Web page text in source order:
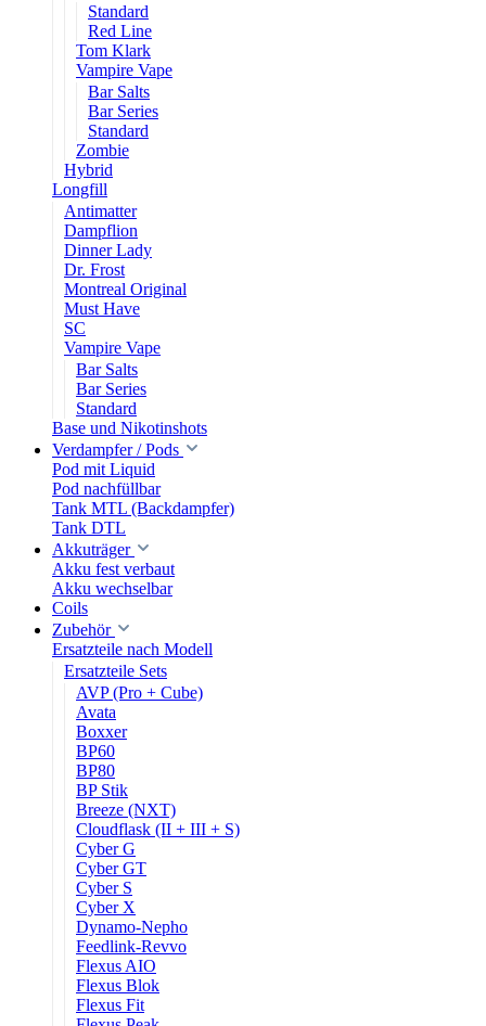
Standard
Red Line
Tom Klark
Vampire Vape
Bar Salts
Bar Series
Standard
Zombie
Hybrid
Longfill
Antimatter
Dampflion
Dinner Lady
Dr. Frost
Montreal Original
Must Have
SC
Vampire Vape
Bar Salts
Bar Series
Standard
Base und Nikotinshots
Verdampfer / Pods
Pod mit Liquid
Pod nachfüllbar
Tank MTL (Backdampfer)
Tank DTL
Akkuträger
Akku fest verbaut
Akku wechselbar
Coils
Zubehör
Ersatzteile nach Modell
Ersatzteile Sets
AVP (Pro + Cube)
Avata
Boxxer
BP60
BP80
BP Stik
Breeze (NXT)
Cloudflask (II + III + S)
Cyber G
Cyber GT
Cyber S
Cyber X
Dynamo-Nepho
Feedlink-Revvo
Flexus AIO
Flexus Blok
Flexus Fit